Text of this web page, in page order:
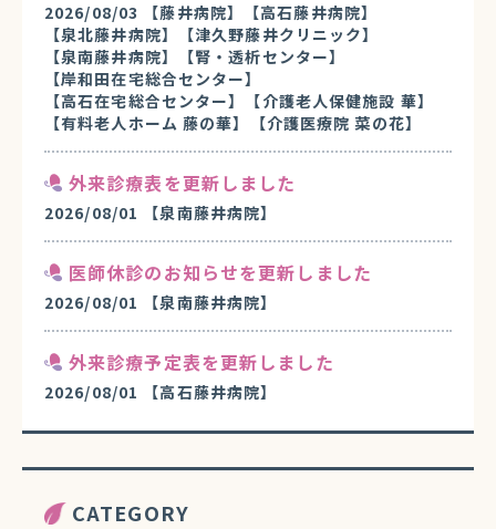
2026/08/03 【藤井病院】
【高石藤井病院】
【泉北藤井病院】
【津久野藤井クリニック】
【泉南藤井病院】
【腎・透析センター】
【岸和田在宅総合センター】
【高石在宅総合センター】
【介護老人保健施設 華】
【有料老人ホーム 藤の華】
【介護医療院 菜の花】
外来診療表を更新しました
2026/08/01 【泉南藤井病院】
医師休診のお知らせを更新しました
2026/08/01 【泉南藤井病院】
外来診療予定表を更新しました
2026/08/01 【高石藤井病院】
CATEGORY